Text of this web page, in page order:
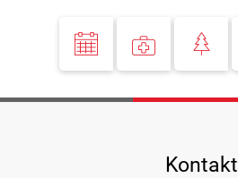
Kontakt